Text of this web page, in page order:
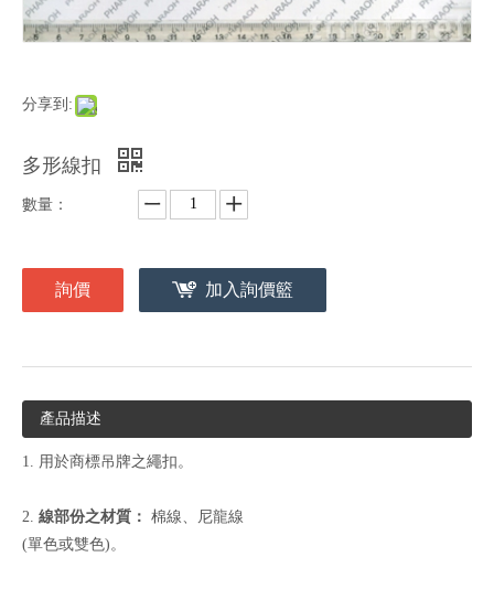
分享到:
多形線扣
數量：
詢價 加入詢價籃
產品描述
1. 用於商標吊牌之繩扣。
2. 線部份之材質： 棉線、尼龍線
(單色或雙色)。